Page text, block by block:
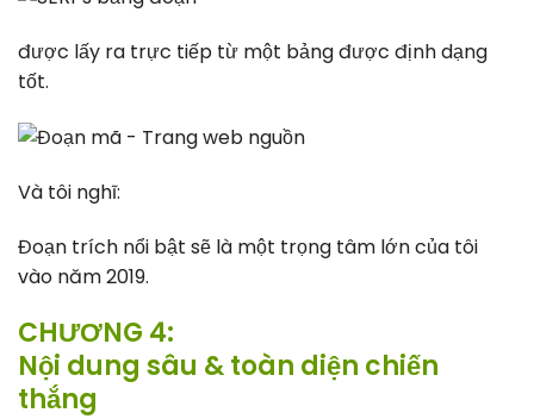
được lấy ra trực tiếp từ một bảng được định dạng
tốt.
Và tôi nghĩ:
Đoạn trích nổi bật sẽ là một trọng tâm lớn của tôi
vào năm 2019.
CHƯƠNG 4:
Nội dung sâu & toàn diện chiến
thắng